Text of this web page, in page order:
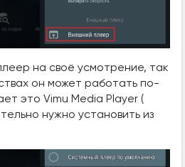
на своё усмотрение, так
он может работать по-
это Vimu Media Player (
нужно установить из